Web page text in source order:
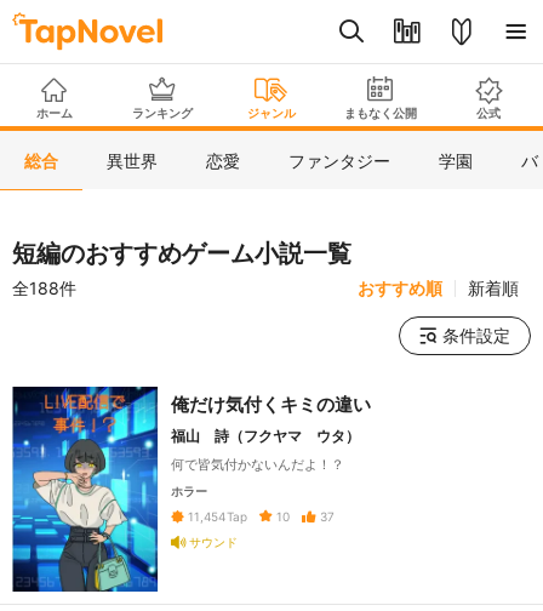
ホーム ランキング ジャンル まもなく公開 公式
総合 異世界 恋愛 ファンタジー 学園 バ
短編のおすすめゲーム小説一覧
全188件 おすすめ順 新着順
条件設定
俺だけ気付くキミの違い
福山 詩（フクヤマ ウタ）
何で皆気付かないんだよ！？
ホラー
11,454Tap 10
37
サウンド